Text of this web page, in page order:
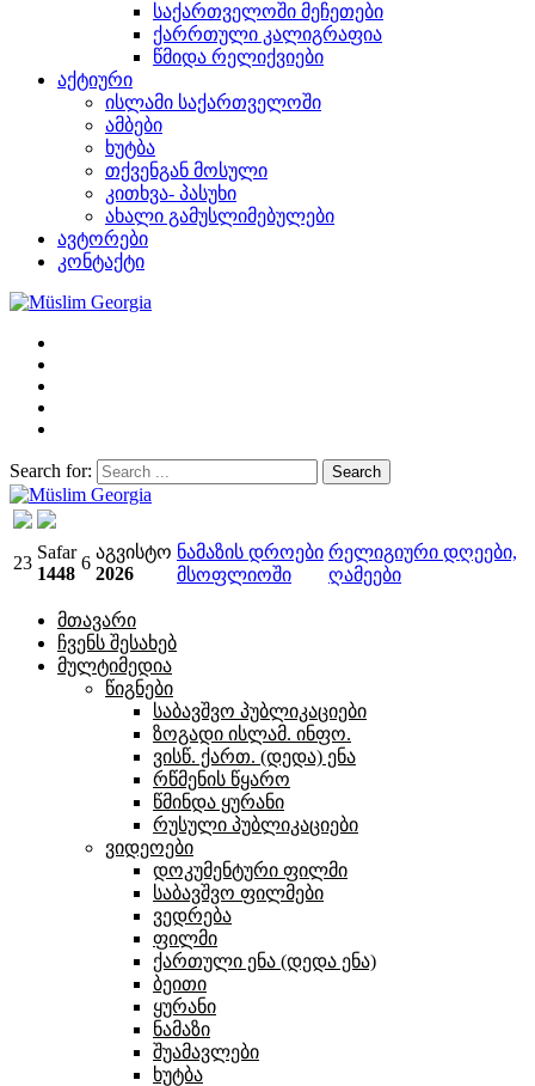
საქართველოში მეჩეთები
ქარრთული კალიგრაფია
წმიდა რელიქვიები
აქტიური
ისლამი საქართველოში
ამბები
ხუტბა
თქვენგან მოსული
კითხვა- პასუხი
ახალი გამუსლიმებულები
ავტორები
კონტაქტი
Search for:
Müslim Georgia
23
Safar
1448
6
აგვისტო
2026
ნამაზის დროები
მსოფლიოში
რელიგიური დღეები,
ღამეები
მთავარი
ჩვენს შესახებ
მულტიმედია
წიგნები
საბავშვო პუბლიკაციები
ზოგადი ისლამ. ინფო.
ვისწ. ქართ. (დედა) ენა
რწმენის წყარო
წმინდა ყურანი
რუსული პუბლიკაციები
ვიდეოები
დოკუმენტური ფილმი
საბავშვო ფილმები
ვედრება
ფილმი
ქართული ენა (დედა ენა)
ბეითი
ყურანი
ნამაზი
შუამავლები
ხუტბა